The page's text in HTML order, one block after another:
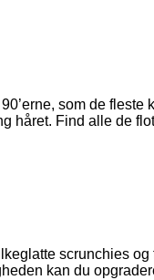
som de
håret. Find alle de
scrunchies
kan du